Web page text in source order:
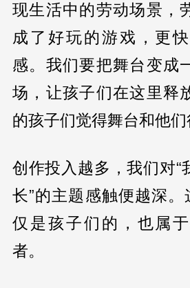
现生活中的劳动场景，
成了好玩的游戏，更
感。我们要把舞台变成
场，让孩子们在这里释
的孩子们觉得舞台和他们
创作投入越多，我们对“
长”的主题感触便越深。
仅是孩子们的，也属
者。